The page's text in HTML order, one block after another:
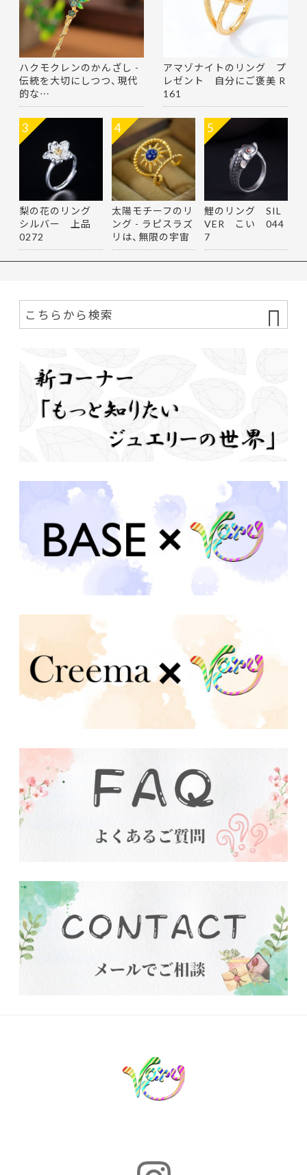
ハクモクレンのかんざし -
伝統を大切にしつつ、現代
的な…
アマゾナイトのリング プ
レゼント 自分にご褒美 R
161
梨の花のリング
シルバー 上品
0272
3
太陽モチーフのリ
ング - ラピスラズ
リは、無限の宇宙
を思…
4
鯉のリング SIL
VER こい 044
7
5